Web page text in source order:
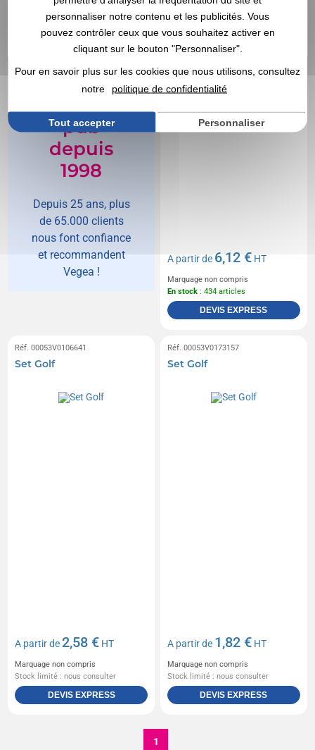
Vegea,
spécialiste
pub
depuis
1998
Depuis 25 ans, plus
de 65.000 clients
nous font confiance
et recommandent
Vegea !
and card
A partir de 6,12 € HT
Marquage non compris
En stock : 434 articles
DEVIS EXPRESS
Réf. 00053V0106641
Set Golf
A partir de2,58 € HT
Marquage non compris
Stock limité : nous consulter
DEVIS EXPRESS
Réf. 00053V0173157
Set Golf
A partir de 1,82 € HT
Marquage non compris
Stock limité : nous consulter
DEVIS EXPRESS
1
personnaliser notre contenu et les publicités. Vous
pouvez contrôler ceux que vous souhaitez activer en
cliquant sur le bouton "Personnaliser".
Pour en savoir plus sur les cookies que nous utilisons, consultez
notre
politique de confidentialité
Tout accepter Personnaliser